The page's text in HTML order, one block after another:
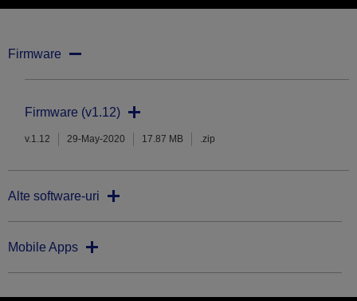
Firmware
Firmware (v1.12)
v.1.12 29-May-2020 17.87 MB .zip
Alte software-uri
Mobile Apps